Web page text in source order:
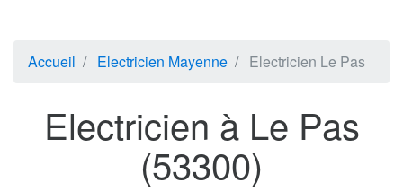
Accueil Electricien Mayenne Electricien Le Pas
Electricien à Le Pas
(53300)